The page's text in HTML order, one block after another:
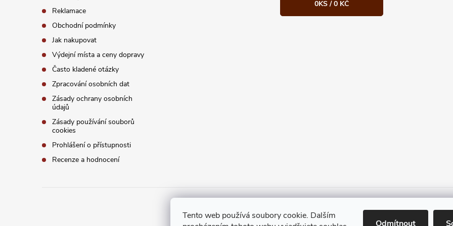
Tento web používá soubory cookie. Dalším
Odmítnout
Reklamace
Obchodní podmínky
Jak nakupovat
Výdejní místa a ceny dopravy
Často kladené otázky
Zpracování osobních dat
Zásady ochrany osobních
údajů
Zásady používání souborů
cookies
Prohlášení o přístupnosti
Recenze a hodnocení
0KS /0 KČ